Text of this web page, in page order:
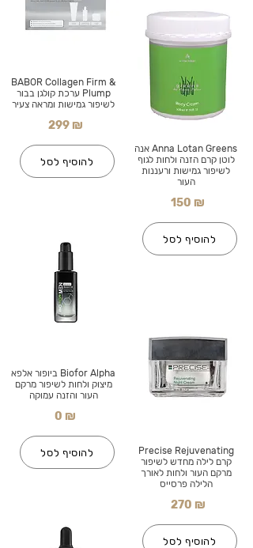
BABOR Collagen Firm &
Plump ערכת קולגן בבור
לשיפור גמישות ומראה צעיר
299 ₪
להוסיף לסל
Biofor Alpha ביופור אלפא
מיצוק ולחות לשיפור מרקם
העור והזנה עמוקה
0 ₪
להוסיף לסל
Anna Lotan Greens אנה
לוטן קרם הזנה ולחות לגוף
לשיפור גמישות ורעננות
העור
150 ₪
להוסיף לסל
Precise Rejuvenating
קרם לילה מחדש לשיפור
מרקם העור ולחות לאורך
הלילה פרסייס
270 ₪
להוסיף לסל